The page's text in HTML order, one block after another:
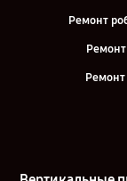
Ремонт